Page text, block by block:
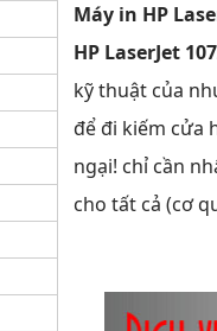
Máy in HP
HP LaserJet
kỹ thuật của
để đi kiếm cửa
ngại! chỉ cần
cho tất cả (cơ